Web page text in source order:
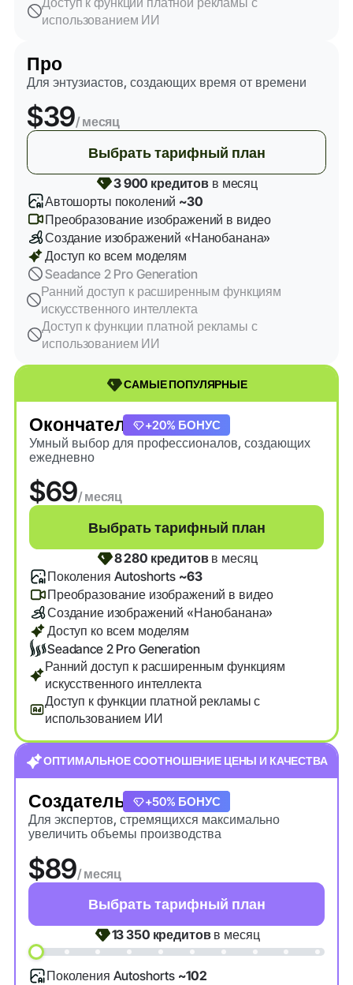
использованием ИИ
Про
Для энтузиастов, создающих время от времени
$39/ месяц
Выбрать тарифный план
3 900 кредитов в месяц
Автошорты поколений ~30
Преобразование изображений в видео
Создание изображений «Нанобанана»
Доступ ко всем моделям
Seadance 2 Pro Generation
Ранний доступ к расширенным функциям
искусственного интеллекта
Доступ к функции платной рекламы с
использованием ИИ
САМЫЕ ПОПУЛЯРНЫЕ
Окончательный
Умный выбор для профессионалов, создающих
ежедневно
$69/ месяц
Выбрать тарифный план
+20% БОНУС
8 280 кредитовв месяц
Поколения Autoshorts ~63
Преобразование изображений в видео
Создание изображений «Нанобанана»
Доступ ко всем моделям
Seadance 2 Pro Generation
Ранний доступ к расширенным функциям
искусственного интеллекта
Доступ к функции платной рекламы с
использованием ИИ
ОПТИМАЛЬНОЕ СООТНОШЕНИЕ ЦЕНЫ И КАЧЕСТВА
Создатель
Для экспертов, стремящихся максимально
увеличить объемы производства
$89/ месяц
Выбрать тарифный план
+20% БОНУС
+50% БОНУС
13 350 кредитовв месяц
Поколения Autoshorts ~102